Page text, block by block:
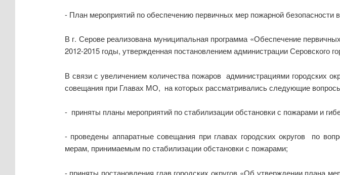
- План мероприятий по обеспечению первичных мер пожарной безопасности
В г. Серове реализована муниципальная программа «Обеспечение
2012-2015 годы, утвержденная постановлением администрации Серовского
В связи с увеличением количества пожаров администрациями
совещания при Главах МО, на которых рассматривались следующие
- приняты планы мероприятий по стабилизации обстановки с пожарами и
- проведены аппаратные совещания при главах городских округов по
мерам, принимаемым по стабилизации обстановки с пожарами;
- приняты постановления глав городских округов «Об утверждении плана